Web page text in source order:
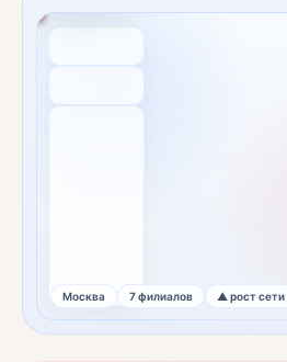
Москва 7 филиалов ▲ рост сети